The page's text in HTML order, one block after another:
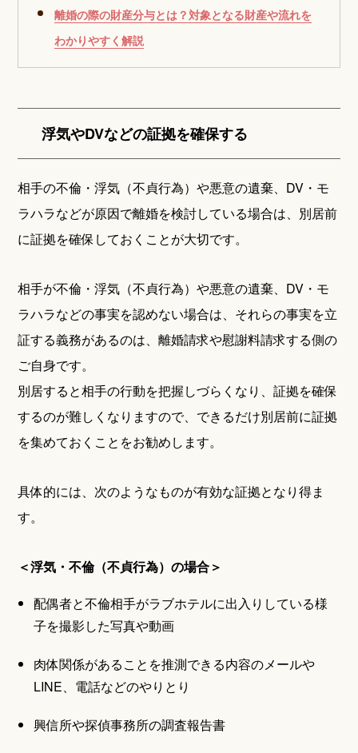
離婚の際の財産分与とは？対象となる財産や流れを
わかりやすく解説
浮気やDVなどの証拠を確保する
相手の不倫・浮気（不貞行為）や悪意の遺棄、DV・モ
ラハラなどが原因で離婚を検討している場合は、別居前
に証拠を確保しておくことが大切です。
相手が不倫・浮気（不貞行為）や悪意の遺棄、DV・モ
ラハラなどの事実を認めない場合は、それらの事実を立
証する義務があるのは、離婚請求や慰謝料請求する側の
ご自身です。
別居すると相手の行動を把握しづらくなり、証拠を確保
するのが難しくなりますので、できるだけ別居前に証拠
を集めておくことをお勧めします。
具体的には、次のようなものが有効な証拠となり得ま
す。
＜浮気・不倫（不貞行為）の場合＞
配偶者と不倫相手がラブホテルに出入りしている様
子を撮影した写真や動画
肉体関係があることを推測できる内容のメールや
LINE、電話などのやりとり
興信所や探偵事務所の調査報告書